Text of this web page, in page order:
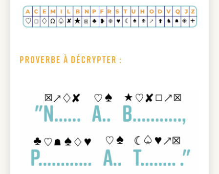
Proverbe à décrypter :